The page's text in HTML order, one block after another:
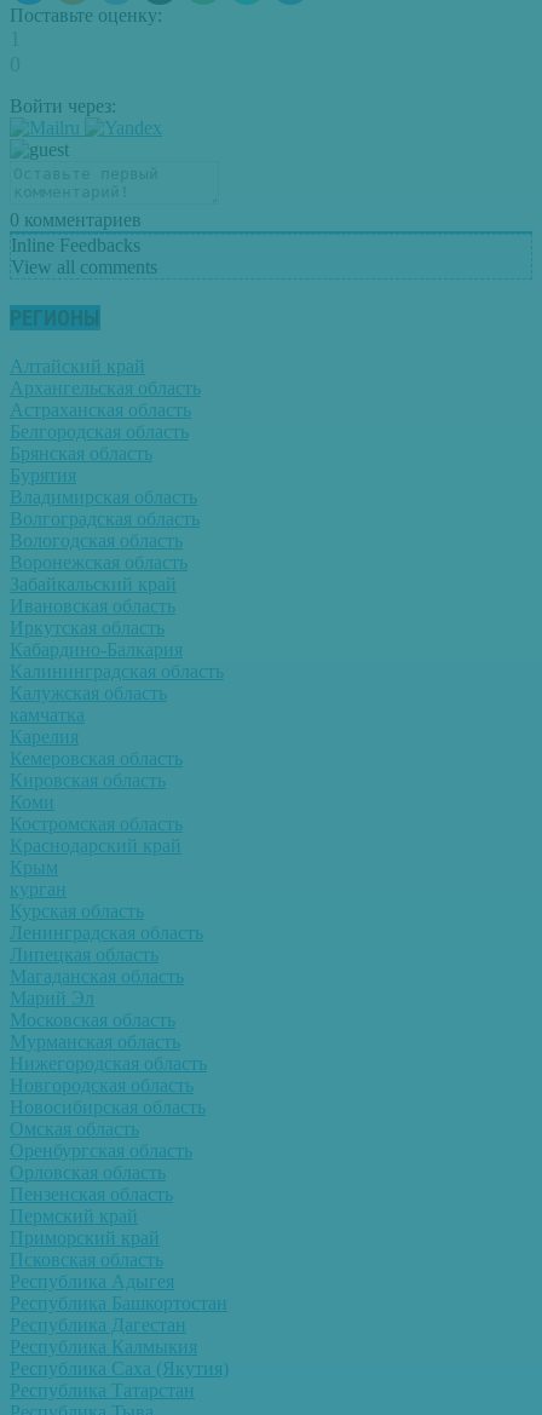
Поставьте оценку:
Войти через:
0 комментариев
Inline Feedbacks
View all comments
РЕГИОНЫ
Алтайский край
Архангельская область
Астраханская область
Белгородская область
Брянская область
Бурятия
Владимирская область
Волгоградская область
Вологодская область
Воронежская область
Забайкальский край
Ивановская область
Иркутская область
Кабардино-Балкария
Калининградская область
Калужская область
камчатка
Карелия
Кемеровская область
Кировская область
Коми
Костромская область
Краснодарский край
Крым
курган
Курская область
Ленинградская область
Липецкая область
Магаданская область
Марий Эл
Московская область
Мурманская область
Нижегородская область
Новгородская область
Новосибирская область
Омская область
Оренбургская область
Орловская область
Пензенская область
Пермский край
Приморский край
Псковская область
Республика Адыгея
Республика Башкортостан
Республика Дагестан
Республика Калмыкия
Республика Саха (Якутия)
Республика Татарстан